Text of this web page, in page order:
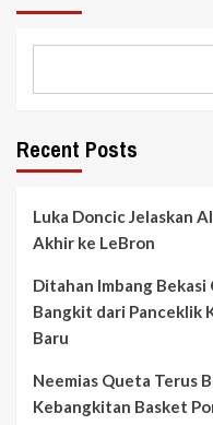
Recent Posts
Luka Doncic Jelaskan
Akhir ke LeBron
Ditahan Imbang Bekasi
Bangkit dari Panceklik
Baru
Neemias Queta Terus
Kebangkitan Basket